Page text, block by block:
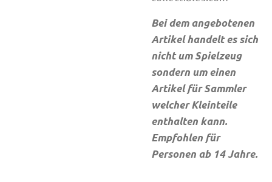
Bei dem angebotenen
Artikel handelt es sich
nicht um Spielzeug
sondern um einen
Artikel für Sammler
welcher Kleinteile
enthalten kann.
Empfohlen für
Personen ab 14 Jahre.